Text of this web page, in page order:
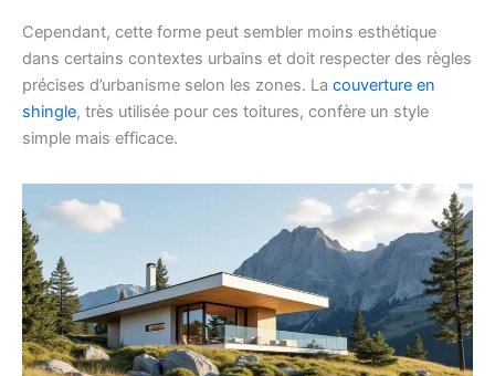
Cependant, cette forme peut sembler moins esthétique
dans certains contextes urbains et doit respecter des règles
précises d’urbanisme selon les zones. La couverture en
shingle, très utilisée pour ces toitures, confère un style
simple mais efficace.